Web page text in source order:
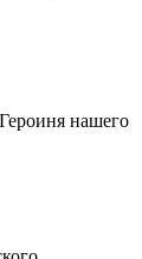
нашего